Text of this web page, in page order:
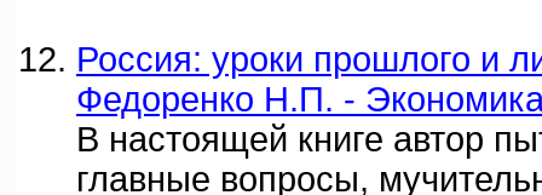
Россия: уроки прошлого и
Федоренко Н.П. -
В настоящей книге автор
главные вопросы,